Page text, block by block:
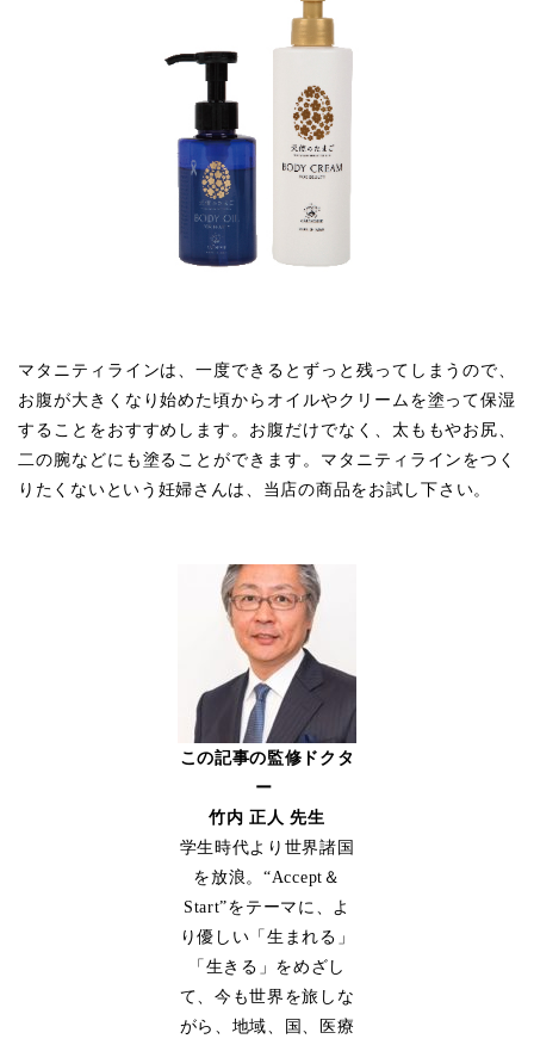
マタニティラインは、一度できるとずっと残ってしまうので、
お腹が大きくなり始めた頃からオイルやクリームを塗って保湿
することをおすすめします。お腹だけでなく、太ももやお尻、
二の腕などにも塗ることができます。マタニティラインをつく
りたくないという妊婦さんは、当店の商品をお試し下さい。
この記事の監修ドクタ
ー
竹内 正人 先生
学生時代より世界諸国
を放浪。“Accept＆
Start”をテーマに、よ
り優しい「生まれる」
「生きる」をめざし
て、今も世界を旅しな
がら、地域、国、医療